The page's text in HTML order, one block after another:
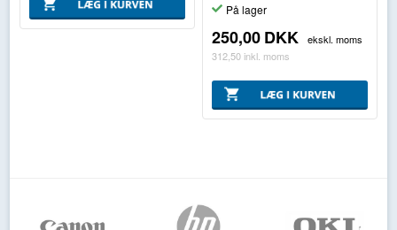
På lager
250,00DKK
ekskl. moms
312,50 inkl. moms